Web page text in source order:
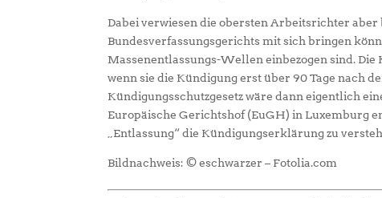
Dabei verwiesen die obersten Arbeitsrichter
Bundesverfassungsgerichts mit sich bringen
Massenentlassungs-Wellen einbezogen sind.
wenn sie die Kündigung erst über 90 Tage nach
Kündigungsschutzgesetz wäre dann eigentlich
Europäische Gerichtshof (EuGH) in Luxemburg
„Entlassung“ die Kündigungserklärung zu
Bildnachweis: © eschwarzer – Fotolia.com